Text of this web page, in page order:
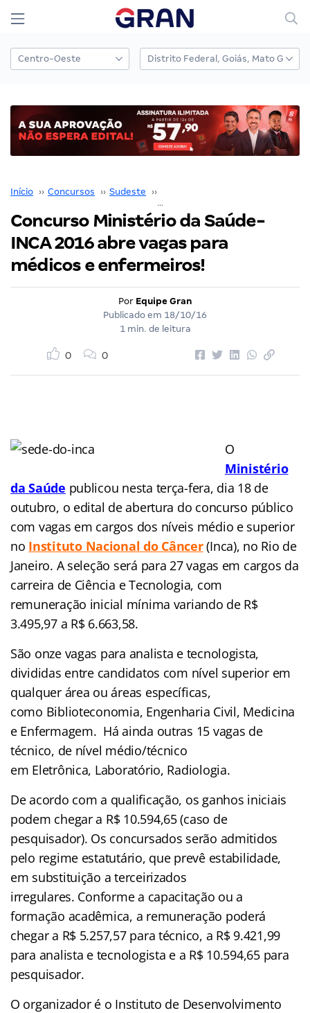
Início ›› Concursos ›› Sudeste ››
Concurso Ministério da Saúde-
INCA 2016 abre vagas para
médicos e enfermeiros!
Por Equipe Gran
Publicado em 18/10/16
1 min. de leitura
0 0
O
Ministério
da Saúde publicou nesta terça-fera, dia 18 de
outubro, o edital de abertura do concurso público
com vagas em cargos dos níveis médio e superior
no Instituto Nacional do Câncer(Inca), no Rio de
Janeiro. A seleção será para 27 vagas em cargos da
carreira de Ciência e Tecnologia, com
remuneração inicial mínima variando de R$
3.495,97 a R$ 6.663,58.
São onze vagas para analista e tecnologista,
divididas entre candidatos com nível superior em
qualquer área ou áreas específicas,
como Biblioteconomia, Engenharia Civil, Medicina
e Enfermagem. Há ainda outras 15 vagas de
técnico, de nível médio/técnico
em Eletrônica, Laboratório, Radiologia.
De acordo com a qualificação, os ganhos iniciais
podem chegar a R$ 10.594,65 (caso de
pesquisador). Os concursados serão admitidos
pelo regime estatutário, que prevê estabilidade,
em substituição a terceirizados
irregulares. Conforme a capacitação ou a
formação acadêmica, a remuneração poderá
chegar a R$ 5.257,57 para técnico, a R$ 9.421,99
para analista e tecnologista e a R$ 10.594,65 para
pesquisador.
O organizador é o Instituto de Desenvolvimento